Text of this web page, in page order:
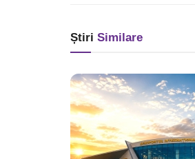
Știri Similare